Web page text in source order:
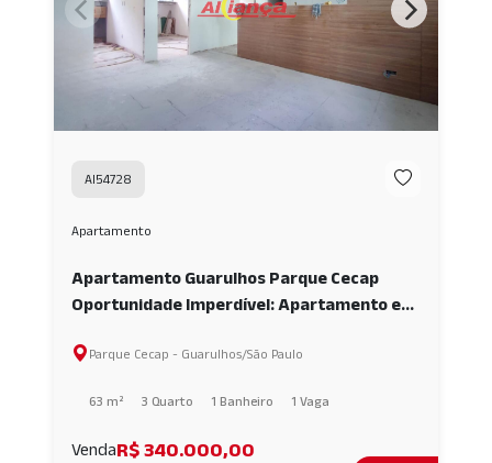
AI54728
Apartamento
Apartamento Guarulhos Parque Cecap
Oportunidade Imperdível: Apartamento em
Incluso AI54728
Parque Cecap - Guarulhos/São Paulo
63 m² 3 Quarto 1 Banheiro 1 Vaga
VendaR$ 340.000,00